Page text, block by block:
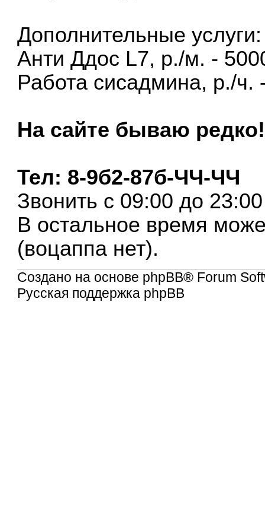
Дополнительные услуги:
Анти Ддос L7, р./м. -
Работа сисадмина, р./ч.
На сайте бываю редко!
Тел: 8-9б2-87б-ЧЧ-ЧЧ
Звонить с 09:00 до
В остальное время
(воцаппа нет).
Создано на основе phpBB® Forum
Русская поддержка phpBB